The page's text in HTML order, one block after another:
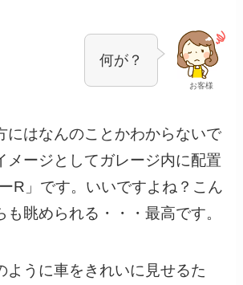
お客様
何が？
にはなんのことかわからないで
メージとしてガレージ内に配置
R」です。いいですよね？こん
も眺められる・・・最高です。
ように車をきれいに見せるた